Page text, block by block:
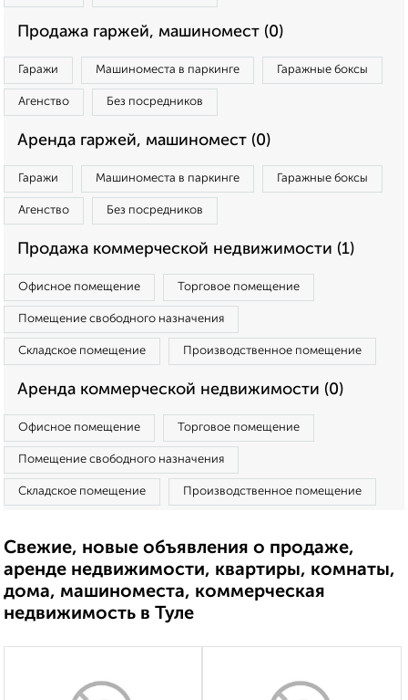
Продажа гаржей, машиномест (0)
Гаражи Машиноместа в паркинге Гаражные боксы
Агенство Без посредников
Аренда гаржей, машиномест (0)
Гаражи Машиноместа в паркинге Гаражные боксы
Агенство Без посредников
Продажа коммерческой недвижимости (1)
Офисное помещение Торговое помещение
Помещение свободного назначения
Складское помещение Производственное помещение
Аренда коммерческой недвижимости (0)
Офисное помещение Торговое помещение
Помещение свободного назначения
Складское помещение Производственное помещение
Свежие, новые объявления о продаже,
аренде недвижимости, квартиры, комнаты,
дома, машиноместа, коммерческая
недвижимость в Туле